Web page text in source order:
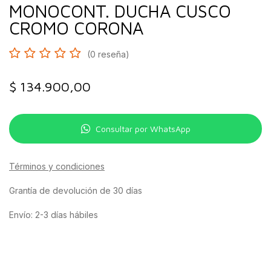
MONOCONT. DUCHA CUSCO
CROMO CORONA
(0 reseña)
$ 134.900,00
Consultar por WhatsApp
Términos y condiciones
Grantía de devolución de 30 días
Envío: 2-3 días hábiles